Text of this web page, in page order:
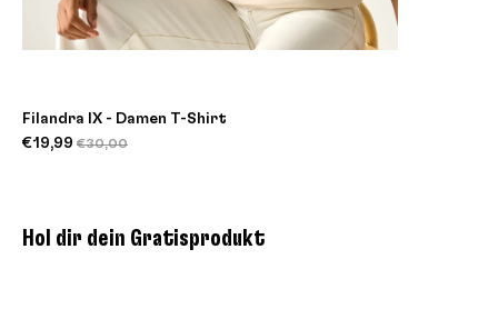
Filandra IX - Damen T-Shirt
€19,99 €30,00
Hol dir dein Gratisprodukt